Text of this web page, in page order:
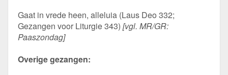
Gaat in vrede heen, alleluia (Laus Deo 332;
Gezangen voor Liturgie 343) [vgl. MR/GR:
Paaszondag]
Overige gezangen: